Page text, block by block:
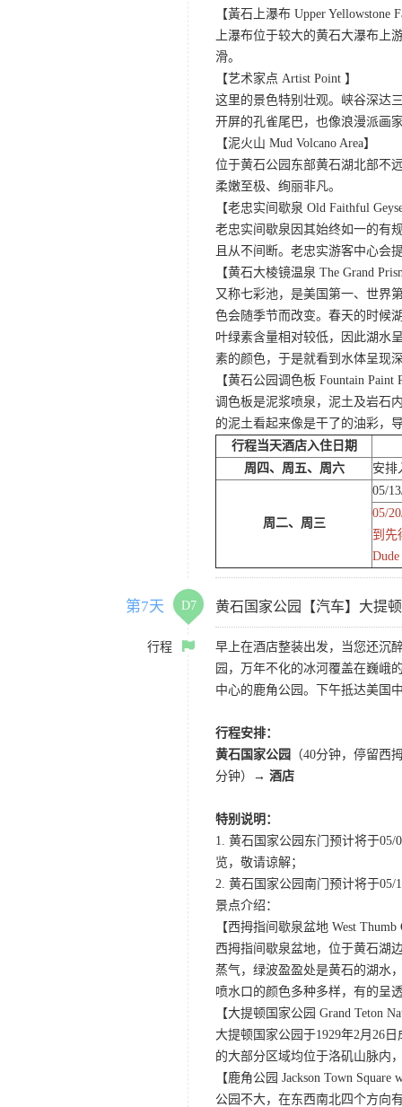
【黃石上瀑布 Upper Yellowstone
上瀑布位于较大的黄石大瀑布上
滑。
【艺术家点 Artist Point 】
这里的景色特别壮观。峡谷深达
开屏的孔雀尾巴，也像浪漫派画
【泥火山 Mud Volcano Area】
位于黄石公园东部黄石湖北部不
柔嫩至极、绚丽非凡。
【老忠实间歇泉 Old Faithful
老忠实间歇泉因其始终如一的有
且从不间断。老忠实游客中心会
【黄石大棱镜温泉 The Grand
又称七彩池，是美国第一、世界
色会随季节而改变。春天的时候
叶绿素含量相对较低，因此湖水
素的颜色，于是就看到水体呈现
【黄石公园调色板 Fountain Paint
调色板是泥浆喷泉，泥土及岩石
的泥土看起来像是干了的油彩，
行程当天酒店入住日期
周四、周五、周六
安排
周二、周三
05/
05/
到先
第7天 D7 黄石国家公园【汽车】大提
行程
早上在酒店整装出发，当您还沉
园，万年不化的冰河覆盖在巍峨
中心的鹿角公园。下午抵达美国
行程安排：
黄石国家公园
（40分钟，停留西
分钟）
→ 酒店
特别说明：
1. 黄石国家公园东门预计将于
览，敬请谅解；
2. 黄石国家公园南门预计将于05/
景点介绍：
【西拇指间歇泉盆地 West Thumb
西拇指间歇泉盆地，位于黄石湖
蒸气，绿波盈盈处是黄石的湖水
喷水口的颜色多种多样，有的呈
【大提顿国家公园 Grand Teton
大提顿国家公园于1929年2月26
的大部分区域均位于洛矶山脉内
【鹿角公园 Jackson Town
公园不大，在东西南北四个方向